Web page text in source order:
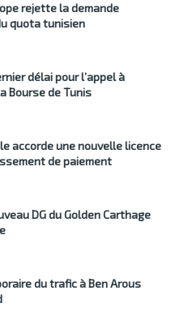
rejette la demande
quota tunisien
délai pour l’appel à
Bourse de Tunis
accorde une nouvelle licence
de paiement
DG du Golden Carthage
du trafic à Ben Arous